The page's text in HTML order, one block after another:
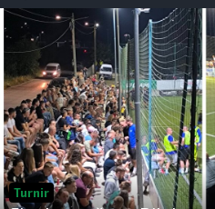
Turnir